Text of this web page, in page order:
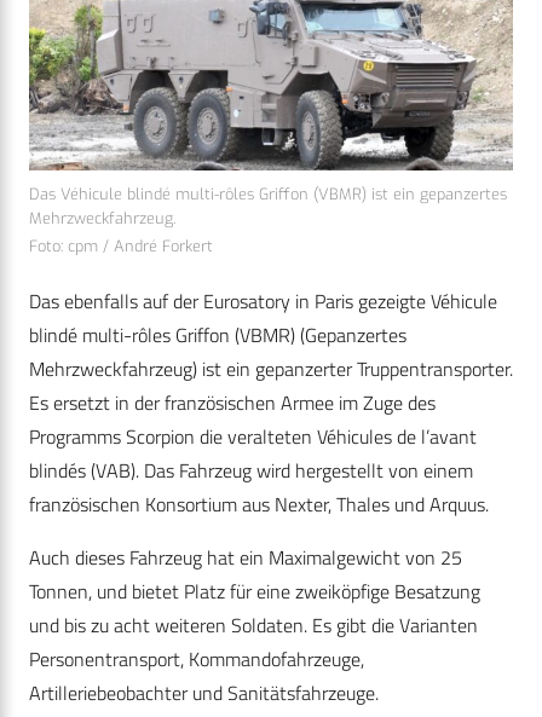
Das Véhicule blindé multi-rôles Griffon (VBMR) ist ein gepanzertes
Mehrzweckfahrzeug.
Foto: cpm / André Forkert
Das ebenfalls auf der Eurosatory in Paris gezeigte Véhicule
blindé multi-rôles Griffon (VBMR) (Gepanzertes
Mehrzweckfahrzeug) ist ein gepanzerter Truppentransporter.
Es ersetzt in der französischen Armee im Zuge des
Programms Scorpion die veralteten Véhicules de l’avant
blindés (VAB). Das Fahrzeug wird hergestellt von einem
französischen Konsortium aus Nexter, Thales und Arquus.
Auch dieses Fahrzeug hat ein Maximalgewicht von 25
Tonnen, und bietet Platz für eine zweiköpfige Besatzung
und bis zu acht weiteren Soldaten. Es gibt die Varianten
Personentransport, Kommandofahrzeuge,
Artilleriebeobachter und Sanitätsfahrzeuge.